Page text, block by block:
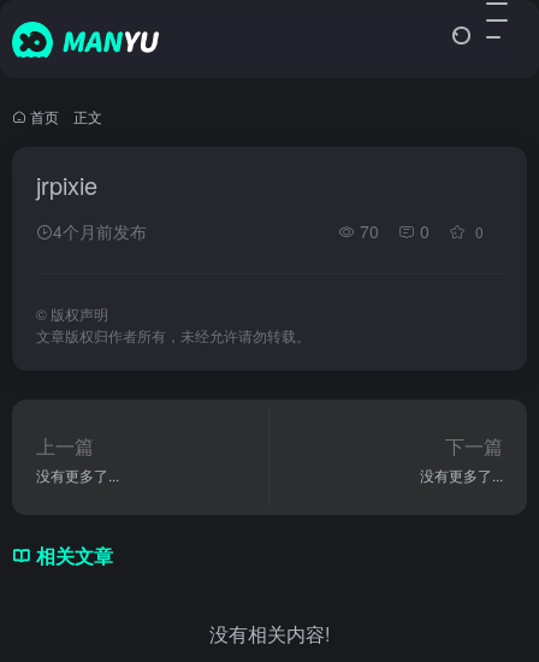
首页 正文
jrpixie
4个月前发布 70 0 0
© 版权声明
文章版权归作者所有，未经允许请勿转载。
上一篇
没有更多了...
下一篇
没有更多了...
相关文章
没有相关内容!